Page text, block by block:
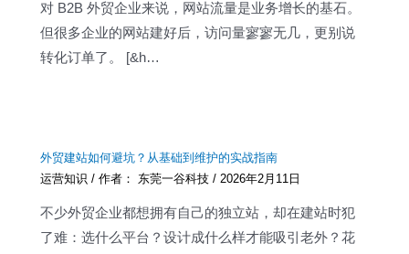
对 B2B 外贸企业来说，网站流量是业务增长的基石。
但很多企业的网站建好后，访问量寥寥无几，更别说
转化订单了。 [&h…
外贸建站如何避坑？从基础到维护的实战指南
运营知识 / 作者： 东莞一谷科技/ 2026年2月11日
不少外贸企业都想拥有自己的独立站，却在建站时犯
了难：选什么平台？设计成什么样才能吸引老外？花